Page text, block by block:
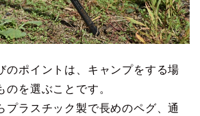
のポイントは、キャンプをする場
のを選ぶことです。
プラスチック製で長めのペグ、通